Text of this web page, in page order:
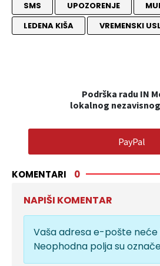
SMS UPOZORENJE
LEDENA KIŠA
VREMENSKI
Podrška radu IN
lokalnog
PayPal
KOMENTARI 0
NAPIŠI KOMENTAR
Vaša adresa e-pošte neće
Neophodna polja su